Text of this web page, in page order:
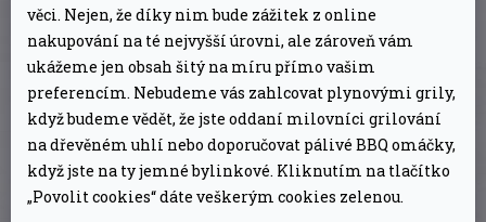
věci. Nejen, že díky nim bude zážitek z online
nakupování na té nejvyšší úrovni, ale zároveň vám
ukážeme jen obsah šitý na míru přímo vašim
preferencím. Nebudeme vás zahlcovat plynovými grily,
když budeme vědět, že jste oddaní milovníci grilování
na dřevěném uhlí nebo doporučovat pálivé BBQ omáčky,
když jste na ty jemné bylinkové. Kliknutím na tlačítko
„Povolit cookies“ dáte veškerým cookies zelenou.
Masové drápy - nepostradatelné při porcování
trhaného vepřového masa. Rukojeti jsou
dřevěné, proto je nejlepší je čistit a sušit ručně.
DOPLŇKOVÉ PARAMETRY